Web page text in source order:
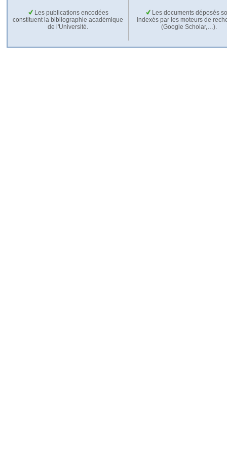
Les publications encodées
constituent la bibliographie académique
de l'Université.
Les documents déposés
indexés par les moteurs de
(Google Scholar,…).